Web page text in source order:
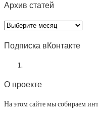
Архив статей
Архив
статей
Подписка вКонтакте
О проекте
На этом сайте мы собираем